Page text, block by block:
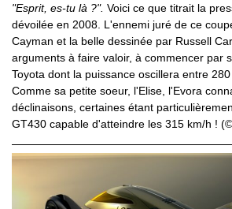
"Esprit, es-tu là ?". Voici ce que titrait la
dévoilée en 2008. L'ennemi juré de ce
Cayman et la belle dessinée par Russell
arguments à faire valoir, à commencer par
Toyota dont la puissance oscillera entre
Comme sa petite soeur, l'Elise, l'Evora
déclinaisons, certaines étant
GT430 capable d'atteindre les 315 km/h !